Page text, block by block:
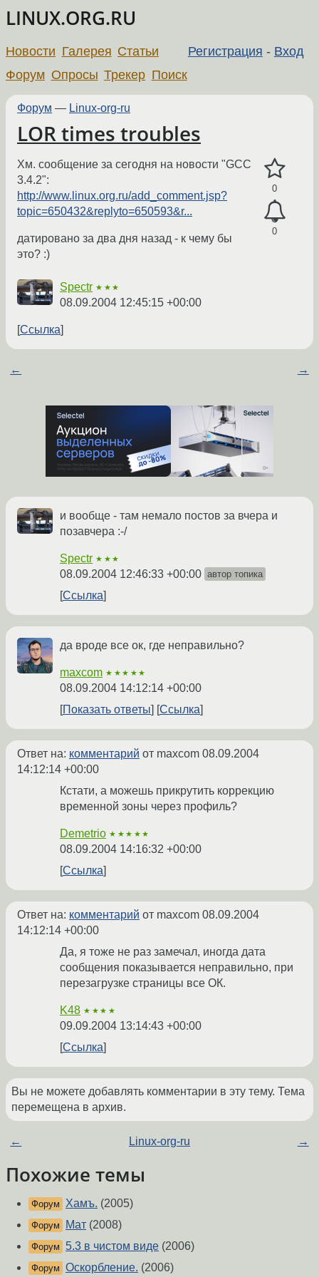
LINUX.ORG.RU
Регистрация - Вход
Новости Галерея Статьи
Форум Опросы Трекер Поиск
Форум — Linux-org-ru
LOR times troubles
0
0
Хм. сообщение за сегодня на новости "GCC
3.4.2":
http://www.linux.org.ru/add_comment.jsp?
topic=650432&replyto=650593&r...
датировано за два дня назад - к чему бы
это? :)
Spectr ★★★
08.09.2004 12:45:15 +00:00
Ссылка
← →
и вообще - там немало постов за вчера и
позавчера :-/
Spectr ★★★
08.09.2004 12:46:33 +00:00 автор топика
Ссылка
да вроде все ок, где неправильно?
maxcom ★★★★★
08.09.2004 14:12:14 +00:00
Показать ответы
Ссылка
Ответ на: комментарий от maxcom 08.09.2004
14:12:14 +00:00
Кстати, а можешь прикрутить коррекцию
временной зоны через профиль?
Demetrio ★★★★★
08.09.2004 14:16:32 +00:00
Ссылка
Ответ на: комментарий от maxcom 08.09.2004
14:12:14 +00:00
Да, я тоже не раз замечал, иногда дата
сообщения показывается неправильно, при
перезагрузке страницы все ОК.
K48 ★★★★
09.09.2004 13:14:43 +00:00
Ссылка
Вы не можете добавлять комментарии в эту тему. Тема
перемещена в архив.
← Linux-org-ru →
Похожие темы
Форум Хамъ. (2005)
Форум Мат (2008)
Форум 5.3 в чистом виде (2006)
Форум Оскорбление. (2006)